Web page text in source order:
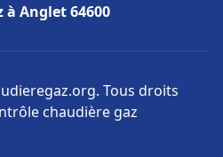
Anglet 64600
Tous droits
chaudière gaz